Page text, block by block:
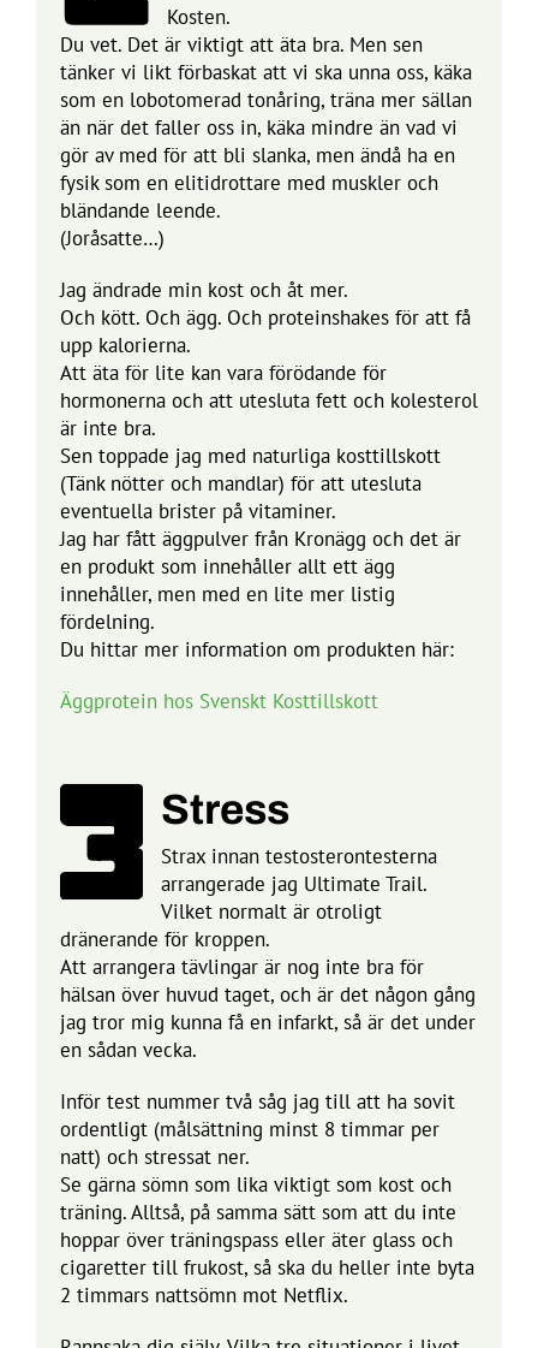
Kosten.
Du vet. Det är viktigt att äta bra. Men sen
tänker vi likt förbaskat att vi ska unna oss, käka
som en lobotomerad tonåring, träna mer sällan
än när det faller oss in, käka mindre än vad vi
gör av med för att bli slanka, men ändå ha en
fysik som en elitidrottare med muskler och
bländande leende.
(Joråsatte…)
Jag ändrade min kost och åt mer.
Och kött. Och ägg. Och proteinshakes för att få
upp kalorierna.
Att äta för lite kan vara förödande för
hormonerna och att utesluta fett och kolesterol
är inte bra.
Sen toppade jag med naturliga kosttillskott
(Tänk nötter och mandlar) för att utesluta
eventuella brister på vitaminer.
Jag har fått äggpulver från Kronägg och det är
en produkt som innehåller allt ett ägg
innehåller, men med en lite mer listig
fördelning.
Du hittar mer information om produkten här:
Äggprotein hos Svenskt Kosttillskott
Stress
Strax innan testosterontesterna
arrangerade jag Ultimate Trail.
Vilket normalt är otroligt
dränerande för kroppen.
Att arrangera tävlingar är nog inte bra för
hälsan över huvud taget, och är det någon gång
jag tror mig kunna få en infarkt, så är det under
en sådan vecka.
Inför test nummer två såg jag till att ha sovit
ordentligt (målsättning minst 8 timmar per
natt) och stressat ner.
Se gärna sömn som lika viktigt som kost och
träning. Alltså, på samma sätt som att du inte
hoppar över träningspass eller äter glass och
cigaretter till frukost, så ska du heller inte byta
2 timmars nattsömn mot Netflix.